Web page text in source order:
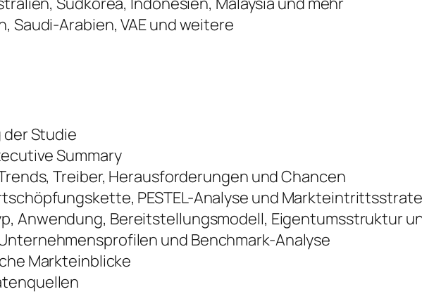
Saudi-Arabien, VAE und weitere
der Studie
Summary
Treiber, Herausforderungen und Chancen
PESTEL-Analyse und
Anwendung, Bereitstellungsmodell, Eigentumsstruktur
und Benchmark-Analyse
Markteinblicke